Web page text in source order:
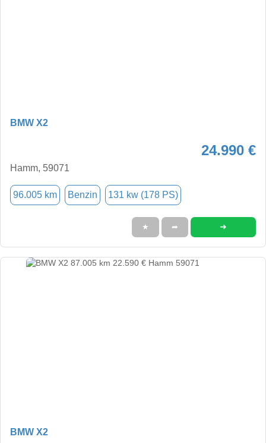
BMW X2
24.990 €
Hamm, 59071
96.005 km Benzin 131 kw (178 PS)
★ ➦ ➜
BMW X2